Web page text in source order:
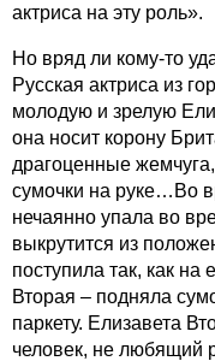
актриса на эту роль».
Но вряд ли кому-то
Русская актриса из
молодую и зрелую
она носит корону
драгоценные
сумочки на руке…Во
нечаянно упала во
выкрутится из
поступила так, как
Вторая – подняла
паркету. Елизавета
человек, не любящий